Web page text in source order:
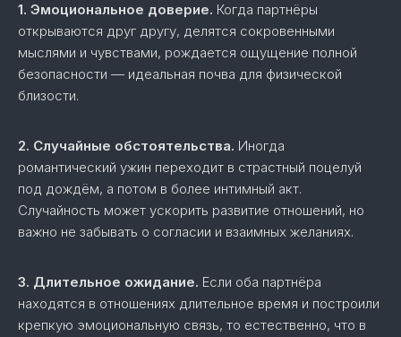
1. Эмоциональное доверие. Когда партнёры
открываются друг другу, делятся сокровенными
мыслями и чувствами, рождается ощущение полной
безопасности — идеальная почва для физической
близости.
2. Случайные обстоятельства. Иногда
романтический ужин переходит в страстный поцелуй
под дождём, а потом в более интимный акт.
Случайность может ускорить развитие отношений, но
важно не забывать о согласии и взаимных желаниях.
3. Длительное ожидание. Если оба партнёра
находятся в отношениях длительное время и построили
крепкую эмоциональную связь, то естественно, что в